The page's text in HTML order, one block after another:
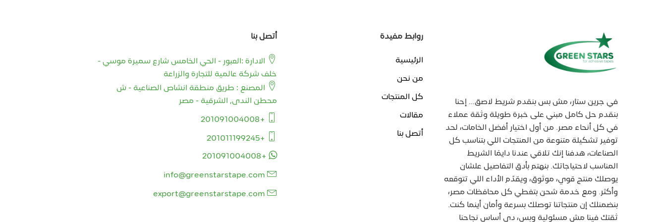
في جرين ستار، مش بس بنقدم شريط لاصق… إحنا
بنقدم حل كامل مبني على خبرة طويلة وثقة عملاء
في كل أنحاء مصر. من أول اختيار أفضل الخامات، لحد
توفير تشكيلة متنوعة من المنتجات اللي بتناسب كل
الصناعات، هدفنا إنك تلاقي عندنا دايمًا الشريط
المناسب لاحتياجاتك. بنهتم بأدق التفاصيل علشان
يوصلك منتج قوي، موثوق، ويقدّم الأداء اللي تتوقعه
وأكثر. ومع خدمة شحن بتغطي كل محافظات مصر،
بنضمنلك إن منتجاتنا توصلك بسرعة وأمان أينما كنت.
ثقتك فينا مش مسئولية وبس، دي أساس نجاحنا
روابط مفيدة
الرئيسية
من نحن
كل المنتجات
مقالات
أتصل بنا
أتصل بنا
الادارة :العبور - الحي الخامس شارع سميرة موسي -
خلف شركة عالمية للتجارة والزراعة
المصنع : طريق منطقة انشاص الصناعية - ش
محطن الندى, الشرقية - مصر
+201091004008
+201011199245
+201091004008
info@greenstarstape.com
export@greenstarstape.com